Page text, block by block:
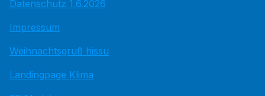
Datenschutz 1.6.2026
Impressum
Weihnachtsgruß hissu
Landingpage Klima